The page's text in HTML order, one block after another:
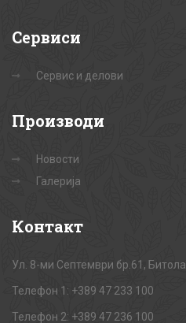
Сервиси
Сервис и делови
Производи
Новости
Галерија
Контакт
Ул. 8-ми Септември бр.61, Битола
Телефон 1: +389 47 233 100
Телефон 2: +389 47 236 100